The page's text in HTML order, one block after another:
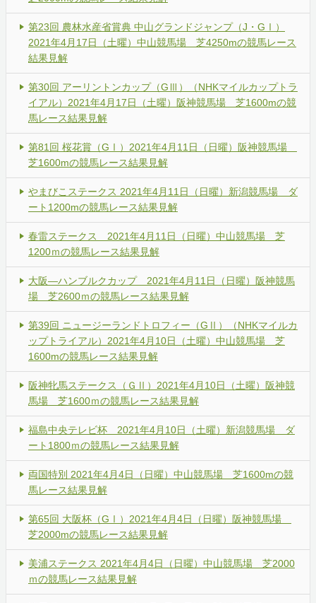
第23回 農林水産省賞典 中山グランドジャンプ（J・GⅠ）
2021年4月17日（土曜）中山競馬場 芝4250mの競馬レース
結果見解
第30回 アーリントンカップ（GⅢ）（NHKマイルカップトラ
イアル）2021年4月17日（土曜）阪神競馬場 芝1600mの競
馬レース結果見解
第81回 桜花賞（GⅠ）2021年4月11日（日曜）阪神競馬場
芝1600mの競馬レース結果見解
やまびこステークス 2021年4月11日（日曜）新潟競馬場 ダ
ート1200mの競馬レース結果見解
春雷ステークス 2021年4月11日（日曜）中山競馬場 芝
1200ｍの競馬レース結果見解
大阪―ハンブルクカップ 2021年4月11日（日曜）阪神競馬
場 芝2600ｍの競馬レース結果見解
第39回 ニュージーランドトロフィー（GⅡ）（NHKマイルカ
ップトライアル）2021年4月10日（土曜）中山競馬場 芝
1600mの競馬レース結果見解
阪神牝馬ステークス（ＧⅡ）2021年4月10日（土曜）阪神競
馬場 芝1600ｍの競馬レース結果見解
福島中央テレビ杯 2021年4月10日（土曜）新潟競馬場 ダ
ート1800ｍの競馬レース結果見解
両国特別 2021年4月4日（日曜）中山競馬場 芝1600mの競
馬レース結果見解
第65回 大阪杯（GⅠ）2021年4月4日（日曜）阪神競馬場
芝2000mの競馬レース結果見解
美浦ステークス 2021年4月4日（日曜）中山競馬場 芝2000
ｍの競馬レース結果見解